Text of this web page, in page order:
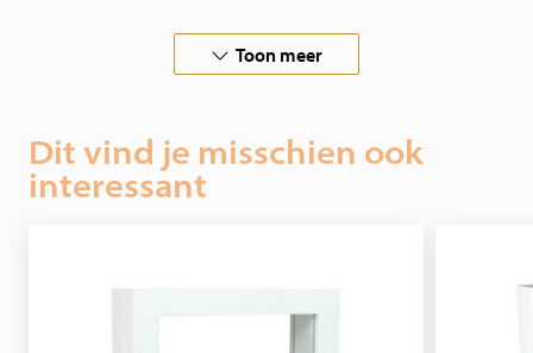
De lijst wordt geleverd inclusief passe-partout en een
kunt geven in je interieur.
Perfect voor verzamelaars en liefhebbers die op zoek zijn
Toon meer
Dit vind je misschien ook
interessant